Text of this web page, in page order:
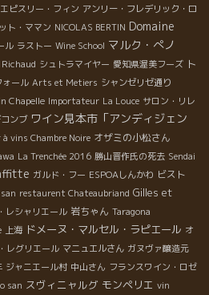
エピスリー・フィン アンリー・フレデリック・ロ
ト・ママン NICOLAS BERTIN Domaine
ル ラストー Wine School マルク・ぺノ
シュトラマイヤー 愛知県渥美フーズ ト
ォール Arts et Metiers シャンゼリゼ通り
Chapelle Importateur La Louce サロン・リレ
ンブ ワイン見本市「アンディジェン
à vins Chambre Noire オザミの小松さん
La Trenchée 2016 勝山晋作氏の死去 Sendai
ガルド・フー ESPOAしんかわ ビスト
restaurent Chateaubriand Gilles et
レシャリエール 岩ちゃん Taragona
上海 ドメーヌ・マルセル・ラピエール オ
レグリエール マニュエルさん ガヌヴァ醸造元
ジャニエール村 中山さん フランスワイン・ロゼ
san スヴィニャルグ モンペリエ vin